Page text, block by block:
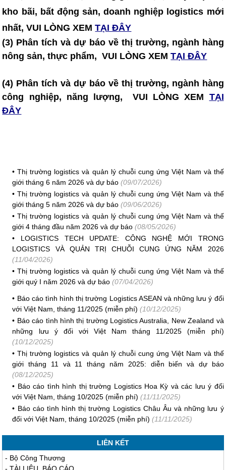
kho bãi, bất động sản, doanh nghiệp logistics mới
nhất, VUI LÒNG XEM TẠI ĐÂY
(3) Phân tích và dự báo về thị trường, ngành hàng
nông sản, thực phẩm, VUI LÒNG XEMTẠI ĐÂY
(4) Phân tích và dự báo về thị trường, ngành hàng
công nghiệp, năng lượng, VUI LÒNG XEM TẠI
ĐÂY
•Thị trường logistics và quản lý chuỗi cung ứng Việt Nam và thế
giới tháng 6 năm 2026 và dự báo (09/07/2026)
•Thị trường logistics và quản lý chuỗi cung ứng Việt Nam và thế
giới tháng 5 năm 2026 và dự báo (09/06/2026)
•Thị trường logistics và quản lý chuỗi cung ứng Việt Nam và thế
giới 4 tháng đầu năm 2026 và dự báo (08/05/2026)
• LOGISTICS TECH UPDATE: CÔNG NGHỆ MỚI TRONG
LOGISTICS VÀ QUẢN TRỊ CHUỖI CUNG ỨNG NĂM 2026
(11/04/2026)
•Thị trường logistics và quản lý chuỗi cung ứng Việt Nam và thế
giới quý I năm 2026 và dự báo (07/04/2026)
• Báo cáo tình hình thị trường Logistics ASEAN và những lưu ý đối
với Việt Nam, tháng 11/2025 (miễn phí) (10/12/2025)
• Báo cáo tình hình thị trường Logistics Australia, New Zealand và
những lưu ý đối với Việt Nam tháng 11/2025 (miễn phí)
(10/12/2025)
•Thị trường logistics và quản lý chuỗi cung ứng Việt Nam và thế
giới tháng 11 và 11 tháng năm 2025: diễn biến và dự báo
(08/12/2025)
• Báo cáo tình hình thị trường Logistics Hoa Kỳ và các lưu ý đối
với Việt Nam, tháng 10/2025 (miễn phí) (11/11/2025)
• Báo cáo tình hình thị trường Logistics Châu Âu và những lưu ý
đối với Việt Nam, tháng 10/2025 (miễn phí) (11/11/2025)
LIÊN KẾT
- Bộ Công Thương